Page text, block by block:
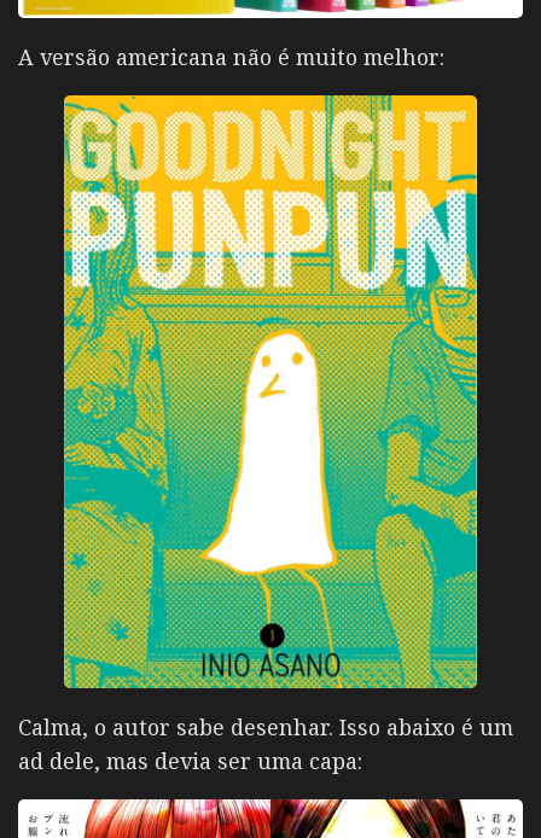
A versão americana não é muito melhor:
Calma, o autor sabe desenhar. Isso abaixo é um
ad dele, mas devia ser uma capa: